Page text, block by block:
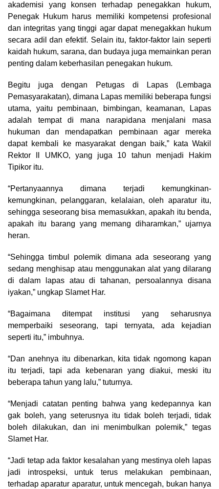
akademisi yang konsen terhadap penegakkan hukum,
Penegak Hukum harus memiliki kompetensi profesional
dan integritas yang tinggi agar dapat menegakkan hukum
secara adil dan efektif. Selain itu, faktor-faktor lain seperti
kaidah hukum, sarana, dan budaya juga memainkan peran
penting dalam keberhasilan penegakan hukum.
Begitu juga dengan Petugas di Lapas (Lembaga
Pemasyarakatan), dimana Lapas memiliki beberapa fungsi
utama, yaitu pembinaan, bimbingan, keamanan, Lapas
adalah tempat di mana narapidana menjalani masa
hukuman dan mendapatkan pembinaan agar mereka
dapat kembali ke masyarakat dengan baik,” kata Wakil
Rektor II UMKO, yang juga 10 tahun menjadi Hakim
Tipikor itu.
“Pertanyaannya dimana terjadi kemungkinan-
kemungkinan, pelanggaran, kelalaian, oleh aparatur itu,
sehingga seseorang bisa memasukkan, apakah itu benda,
apakah itu barang yang memang diharamkan,” ujarnya
heran.
“Sehingga timbul polemik dimana ada seseorang yang
sedang menghisap atau menggunakan alat yang dilarang
di dalam lapas atau di tahanan, persoalannya disana
iyakan,” ungkap Slamet Har.
“Bagaimana ditempat institusi yang seharusnya
memperbaiki seseorang, tapi ternyata, ada kejadian
seperti itu,” imbuhnya.
“Dan anehnya itu dibenarkan, kita tidak ngomong kapan
itu terjadi, tapi ada kebenaran yang diakui, meski itu
beberapa tahun yang lalu,” tuturnya.
“Menjadi catatan penting bahwa yang kedepannya kan
gak boleh, yang seterusnya itu tidak boleh terjadi, tidak
boleh dilakukan, dan ini menimbulkan polemik,” tegas
Slamet Har.
“Jadi tetap ada faktor kesalahan yang mestinya oleh lapas
jadi introspeksi, untuk terus melakukan pembinaan,
terhadap aparatur aparatur, untuk mencegah, bukan hanya